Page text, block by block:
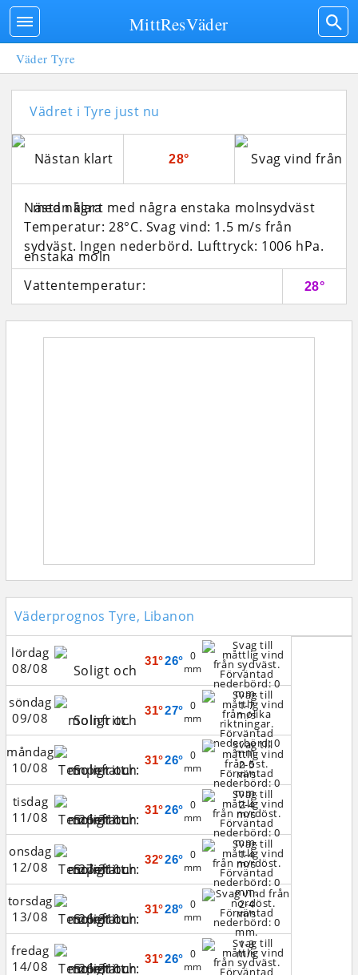
Väder Tyre
Vädret i Tyre just nu
28°
Nästan klart med några enstaka moln.
Temperatur: 28°C. Svag vind: 1.5 m/s från
sydväst. Ingen nederbörd. Lufttryck: 1006 hPa.
Vattentemperatur: 28°
Väderprognos Tyre, Libanon
lördag
08/08
söndag
09/08
måndag
10/08
tisdag
11/08
onsdag
12/08
torsdag
13/08
fredag
14/08
31°
31°
31°
31°
32°
31°
31°
26°
27°
26°
26°
26°
28°
26°
0
mm
0
mm
0
mm
0
mm
0
mm
0
mm
0
mm
1-7
m/s
2-5
m/s
2-4
m/s
1-4
m/s
2-4
m/s
1-3
m/s
MittResVäder